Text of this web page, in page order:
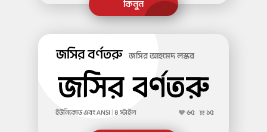
জসির বর্ণতরু জসির আহমেদ লস্কর
ইউনিকোড এবং ANSI ৪ স্টাইল ৬৫ ১৫